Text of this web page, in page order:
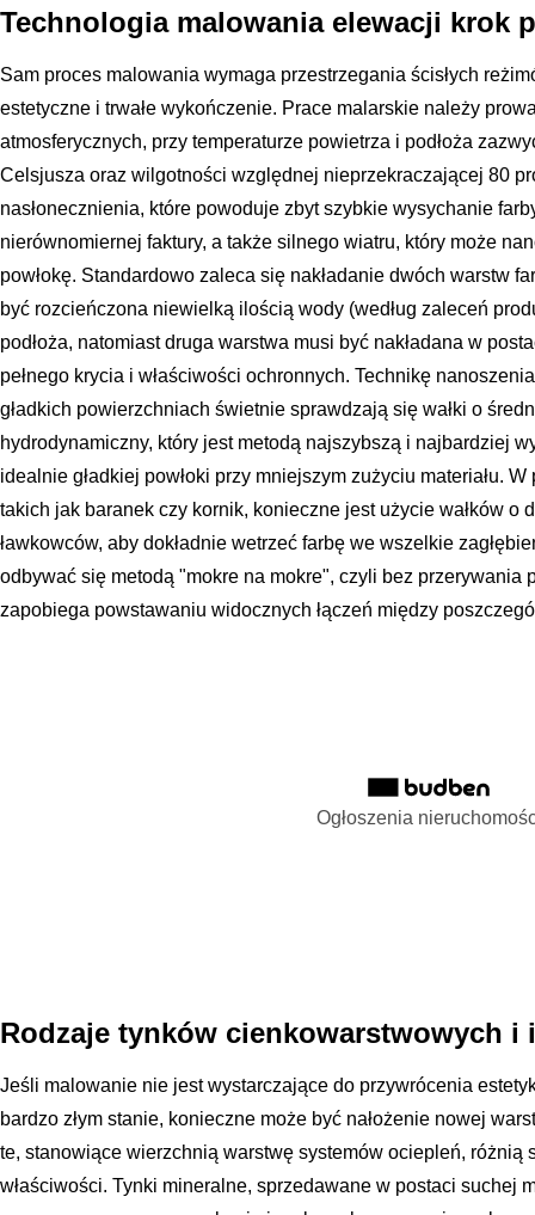
Technologia malowania elewacji krok
Sam proces malowania wymaga przestrzegania ścisłych
estetyczne i trwałe wykończenie. Prace malarskie należy
atmosferycznych, przy temperaturze powietrza i podłoża
Celsjusza oraz wilgotności względnej nieprzekraczającej 80
nasłonecznienia, które powoduje zbyt szybkie wysychanie
nierównomiernej faktury, a także silnego wiatru, który może
powłokę. Standardowo zaleca się nakładanie dwóch warstw
być rozcieńczona niewielką ilością wody (według zaleceń
podłoża, natomiast druga warstwa musi być nakładana w
pełnego krycia i właściwości ochronnych. Technikę
gładkich powierzchniach świetnie sprawdzają się wałki o
hydrodynamiczny, który jest metodą najszybszą i najbardziej
idealnie gładkiej powłoki przy mniejszym zużyciu materiału.
takich jak baranek czy kornik, konieczne jest użycie wałków o
ławkowców, aby dokładnie wetrzeć farbę we wszelkie
odbywać się metodą "mokre na mokre", czyli bez przerywania
zapobiega powstawaniu widocznych łączeń między
Ogłoszenia
Rodzaje tynków cienkowarstwowych i
Jeśli malowanie nie jest wystarczające do przywrócenia
bardzo złym stanie, konieczne może być nałożenie nowej
te, stanowiące wierzchnią warstwę systemów ociepleń, różnią
właściwości. Tynki mineralne, sprzedawane w postaci suchej